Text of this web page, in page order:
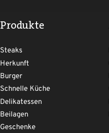
Produkte
Steaks
Herkunft
Burger
Schnelle Küche
Delikatessen
Beilagen
Geschenke